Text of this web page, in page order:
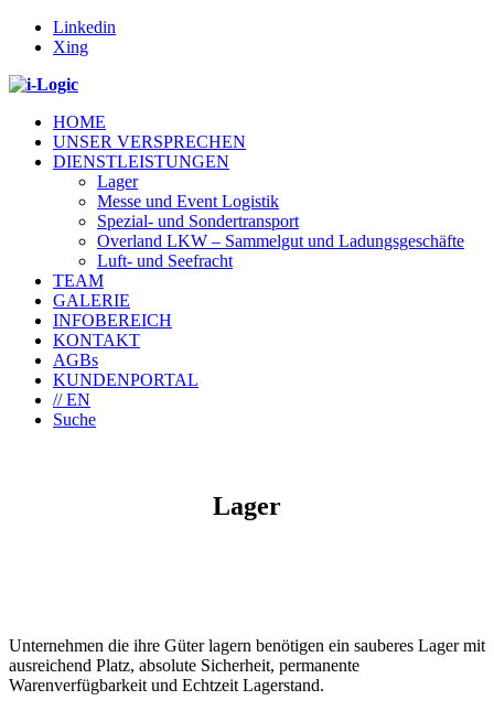
Linkedin
Xing
HOME
UNSER VERSPRECHEN
DIENSTLEISTUNGEN
Lager
Messe und Event Logistik
Spezial- und Sondertransport
Overland LKW – Sammelgut und Ladungsgeschäfte
Luft- und Seefracht
TEAM
GALERIE
INFOBEREICH
KONTAKT
AGBs
KUNDENPORTAL
// EN
Suche
Lager
Unternehmen die ihre Güter lagern benötigen ein sauberes Lager mit
ausreichend Platz, absolute Sicherheit, permanente
Warenverfügbarkeit und Echtzeit Lagerstand.